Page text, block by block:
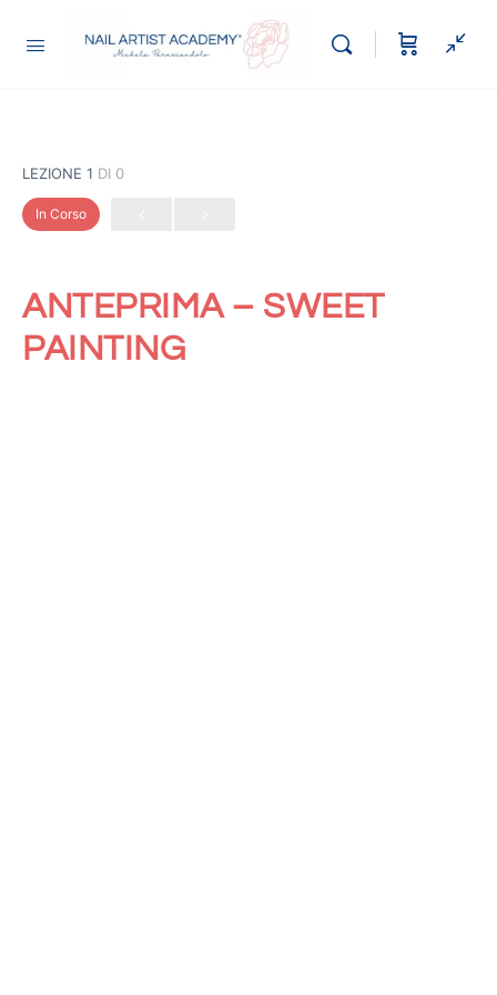
LEZIONE 1 DI 0
In Corso
ANTEPRIMA – SWEET
PAINTING